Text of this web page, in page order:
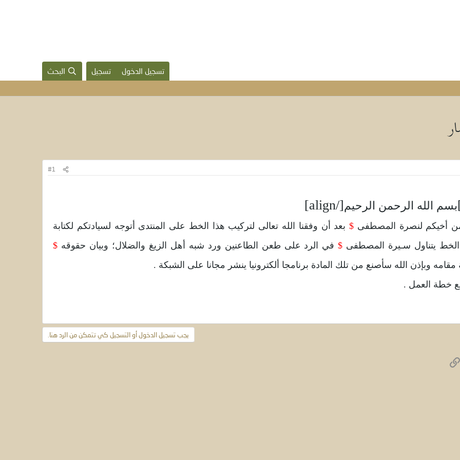
تسجيل الدخول تسجيل البحث
#1
بسم الله الرحمن الرحيم[/align]
$ بعد أن وفقنا الله تعالى لتركيب هذا الخط على المنتدى أتوجه لسيادتكم لكتابة
يتناول سـيرة المصطفى $في الرد على طعن الطاعنين ورد شبه أهل الزيغ والضلال؛ وبيان حقوقه $
وبإذن الله سأصنع من تلك المادة برنامجا ألكترونيا ينشر مجانا على الشبكة .
خطة العمل .
يجب تسجيل الدخول أو التسجيل كي تتمكن من الرد هنا.
الإلكتروني